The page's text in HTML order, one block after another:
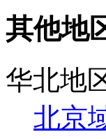
其他地
华北地
北京